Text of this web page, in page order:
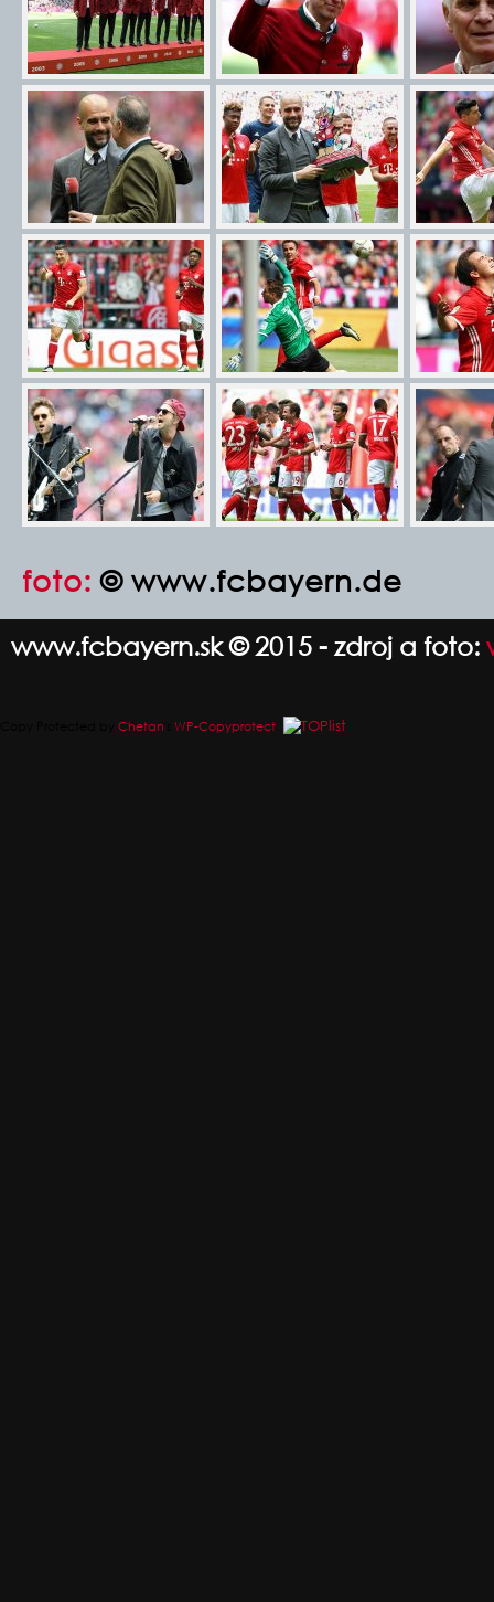
foto: © www.fcbayern.de
www.fcbayern.sk © 2015 - zdroj a foto:
Chetan WP-Copyprotect